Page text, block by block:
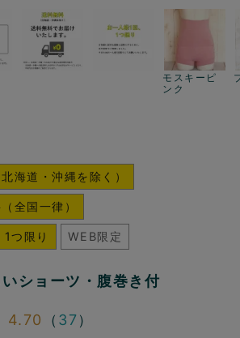
モスキーピ
ンク
海道・沖縄を除く）
全国一律）
つ限り WEB限定
ショーツ・腹巻き付
4.70 （ 37）